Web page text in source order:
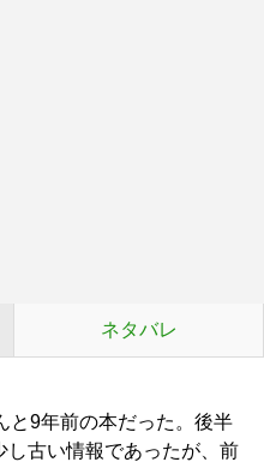
ネタバレ
と9年前の本だった。後半
し古い情報であったが、前